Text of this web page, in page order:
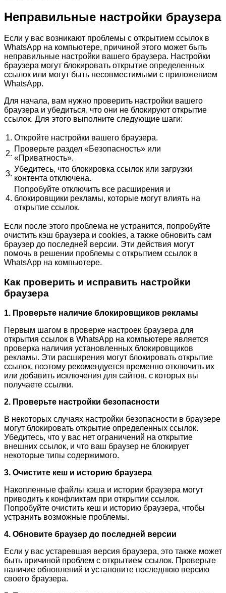
Неправильные настройки браузера
Если у вас возникают проблемы с открытием ссылок в
WhatsApp на компьютере, причиной этого может быть
неправильные настройки вашего браузера. Настройки
браузера могут блокировать открытие определенных
ссылок или могут быть несовместимыми с приложением
WhatsApp.
Для начала, вам нужно проверить настройки вашего
браузера и убедиться, что они не блокируют открытие
ссылок. Для этого выполните следующие шаги:
1. Откройте настройки вашего браузера.
2.
Проверьте раздел «Безопасность» или
«Приватность».
3.
Убедитесь, что блокировка ссылок или загрузки
контента отключена.
4.
Попробуйте отключить все расширения и
блокировщики рекламы, которые могут влиять на
открытие ссылок.
Если после этого проблема не устранится, попробуйте
очистить кэш браузера и cookies, а также обновить сам
браузер до последней версии. Эти действия могут
помочь в решении проблемы с открытием ссылок в
WhatsApp на компьютере.
Как проверить и исправить настройки
браузера
1. Проверьте наличие блокировщиков рекламы
Первым шагом в проверке настроек браузера для
открытия ссылок в WhatsApp на компьютере является
проверка наличия установленных блокировщиков
рекламы. Эти расширения могут блокировать открытие
ссылок, поэтому рекомендуется временно отключить их
или добавить исключения для сайтов, с которых вы
получаете ссылки.
2. Проверьте настройки безопасности
В некоторых случаях настройки безопасности в браузере
могут блокировать открытие определенных ссылок.
Убедитесь, что у вас нет ограничений на открытие
внешних ссылок, и что ваш браузер не блокирует
некоторые типы содержимого.
3. Очистите кеш и историю браузера
Накопленные файлы кэша и истории браузера могут
приводить к конфликтам при открытии ссылок.
Попробуйте очистить кеш и историю браузера, чтобы
устранить возможные проблемы.
4. Обновите браузер до последней версии
Если у вас устаревшая версия браузера, это также может
быть причиной проблем с открытием ссылок. Проверьте
наличие обновлений и установите последнюю версию
своего браузера.